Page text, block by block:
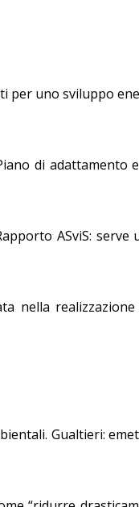
uno sviluppo
di
ASviS:
realizzazione
Gualtieri: